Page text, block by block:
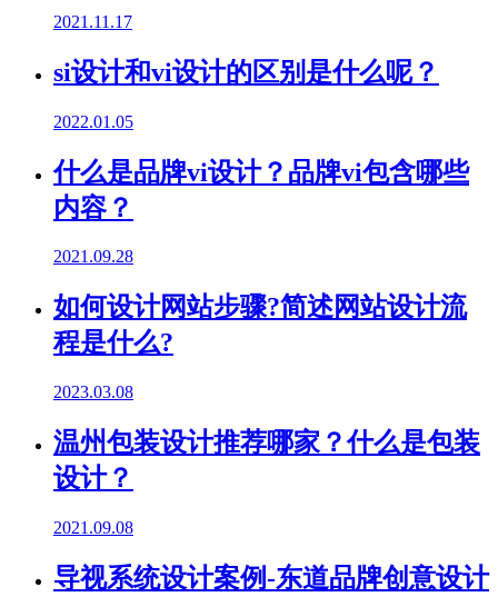
2021.11.17
si设计和vi设计的区别是什么呢？
2022.01.05
什么是品牌vi设计？品牌vi包含哪些
内容？
2021.09.28
如何设计网站步骤?简述网站设计流
程是什么?
2023.03.08
温州包装设计推荐哪家？什么是包装
设计？
2021.09.08
导视系统设计案例-东道品牌创意设计